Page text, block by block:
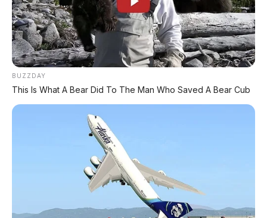
BUZZDAY
This Is What A Bear Did To The Man Who Saved A Bear Cub